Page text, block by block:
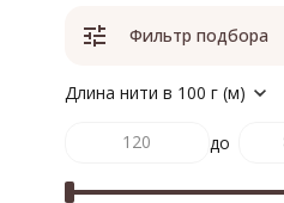
Фильтр подбора
Длина нити в 100 г (м)
до